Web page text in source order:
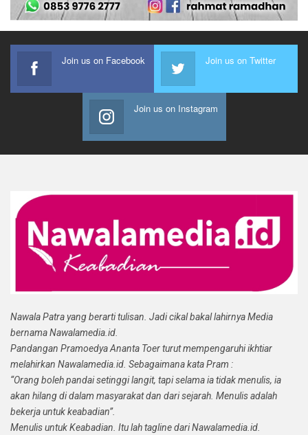
Join us on Facebook Join us on Twitter
Join us on Instagram
Nawala Patra yang berarti tulisan. Jadi cikal bakal lahirnya Media
bernama Nawalamedia.id.
Pandangan Pramoedya Ananta Toer turut mempengaruhi ikhtiar
melahirkan Nawalamedia.id. Sebagaimana kata Pram :
“Orang boleh pandai setinggi langit, tapi selama ia tidak menulis, ia
akan hilang di dalam masyarakat dan dari sejarah. Menulis adalah
bekerja untuk keabadian”.
Menulis untuk Keabadian. Itu lah tagline dari Nawalamedia.id.